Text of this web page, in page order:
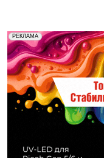
РЕКЛАМА
Реклама. Рекламодатель
Печати" erid: 2SDnjd2d4Qz